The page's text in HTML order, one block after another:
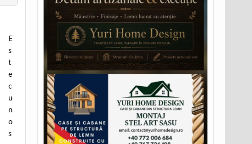
E
s
t
e
c
u
n
o
s